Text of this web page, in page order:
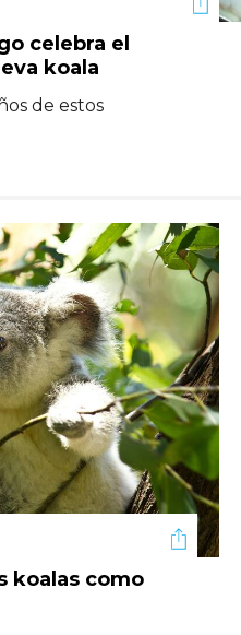
celebra el
koala
de estos
koalas como